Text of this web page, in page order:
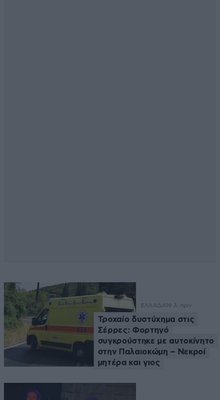
ΕΛΛΑΔΑ 19 λ. πριν
Τροχαίο δυστύχημα στις
Σέρρες: Φορτηγό
συγκρούστηκε με αυτοκίνητο
στην Παλαιοκώμη – Νεκροί
μητέρα και γιος